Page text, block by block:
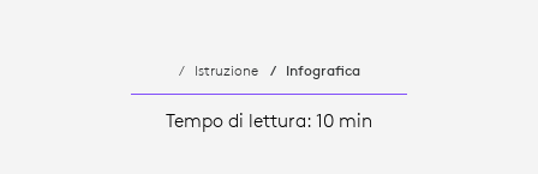
Istruzione Infografica
Tempo di lettura: 10 min